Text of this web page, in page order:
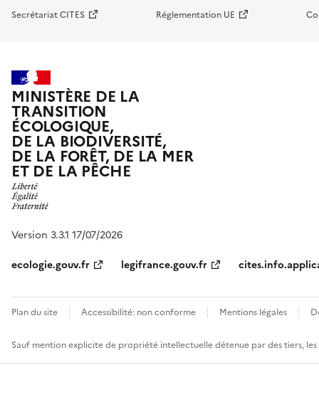
Secrétariat CITES Réglementation UE
MINISTÈRE DE LA
TRANSITION
ÉCOLOGIQUE,
DE LA BIODIVERSITÉ,
DE LA FORÊT, DE LA MER
ET DE LA PÊCHE
Version 3.3.1 17/07/2026
ecologie.gouv.fr
legifrance.gouv.fr
Plan du site Accessibilité: non conforme Mentions légales
Sauf mention explicite de propriété intellectuelle détenue par des tiers,